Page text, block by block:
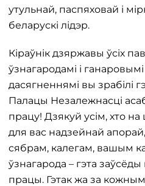
утульнай, паспяховай і
беларускі лідэр.
Кіраўнік дзяржавы ўсіх
ўзнагародамі і
дасягненнямі вы зрабілі
Палацы Незалежнасці
працу! Дзякуй усім, хто
для вас надзейнай
сябрам, калегам, вашым
ўзнагарода – гэта
працы. Гэтак жа за